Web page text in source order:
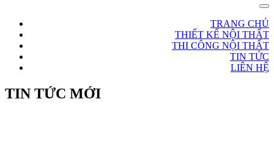
TRANG CHỦ
THIẾT KẾ NỘI THẤT
THI CÔNG NỘI THẤT
TIN TỨC
LIÊN HỆ
TIN TỨC MỚI